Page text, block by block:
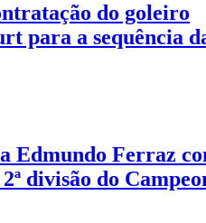
do goleiro
para a sequência
Edmundo Ferraz
divisão do